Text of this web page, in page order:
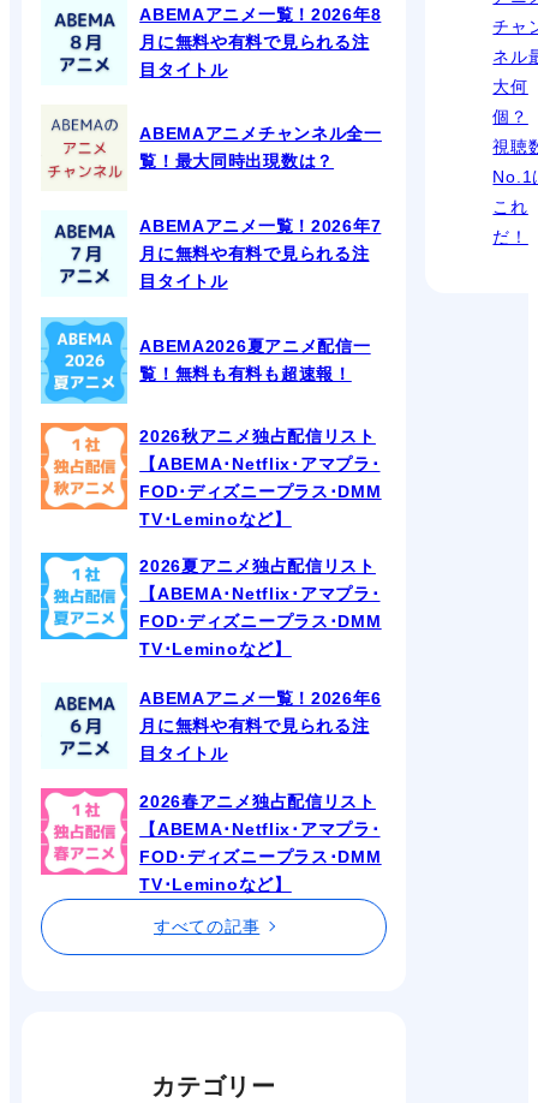
ABEMAアニメ一覧！2026年8
月に無料や有料で見られる注
目タイトル
ABEMAアニメチャンネル全一
覧！最大同時出現数は？
ABEMAアニメ一覧！2026年7
月に無料や有料で見られる注
目タイトル
ABEMA2026夏アニメ配信一
覧！無料も有料も超速報！
2026秋アニメ独占配信リスト
【ABEMA･Netflix･アマプラ･
FOD･ディズニープラス･DMM
TV･Leminoなど】
2026夏アニメ独占配信リスト
【ABEMA･Netflix･アマプラ･
FOD･ディズニープラス･DMM
TV･Leminoなど】
ABEMAアニメ一覧！2026年6
月に無料や有料で見られる注
目タイトル
2026春アニメ独占配信リスト
【ABEMA･Netflix･アマプラ･
FOD･ディズニープラス･DMM
TV･Leminoなど】
すべての記事
チャ
ネル
大何
個？
視聴
No.1
これ
だ！
カテゴリー